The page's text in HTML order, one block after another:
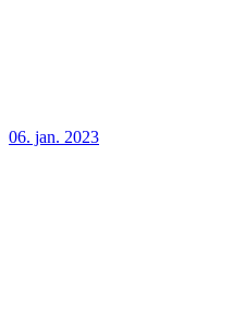
06. jan. 2023